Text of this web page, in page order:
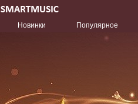
Новинки Популярное